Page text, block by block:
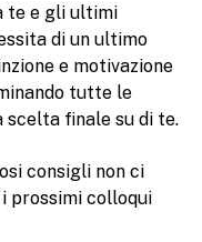
te e gli ultimi
di un ultimo
e motivazione
tutte le
finale su di te.
consigli non ci
prossimi colloqui